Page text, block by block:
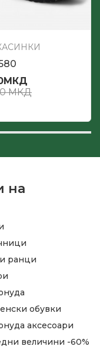
МКД
МКД
на
ранци
обувки
аксесоари
величини -60%